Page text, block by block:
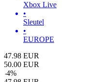
Xbox Live
•
Sleutel
•
EUROPE
47.98 EUR
50.00 EUR
-4%